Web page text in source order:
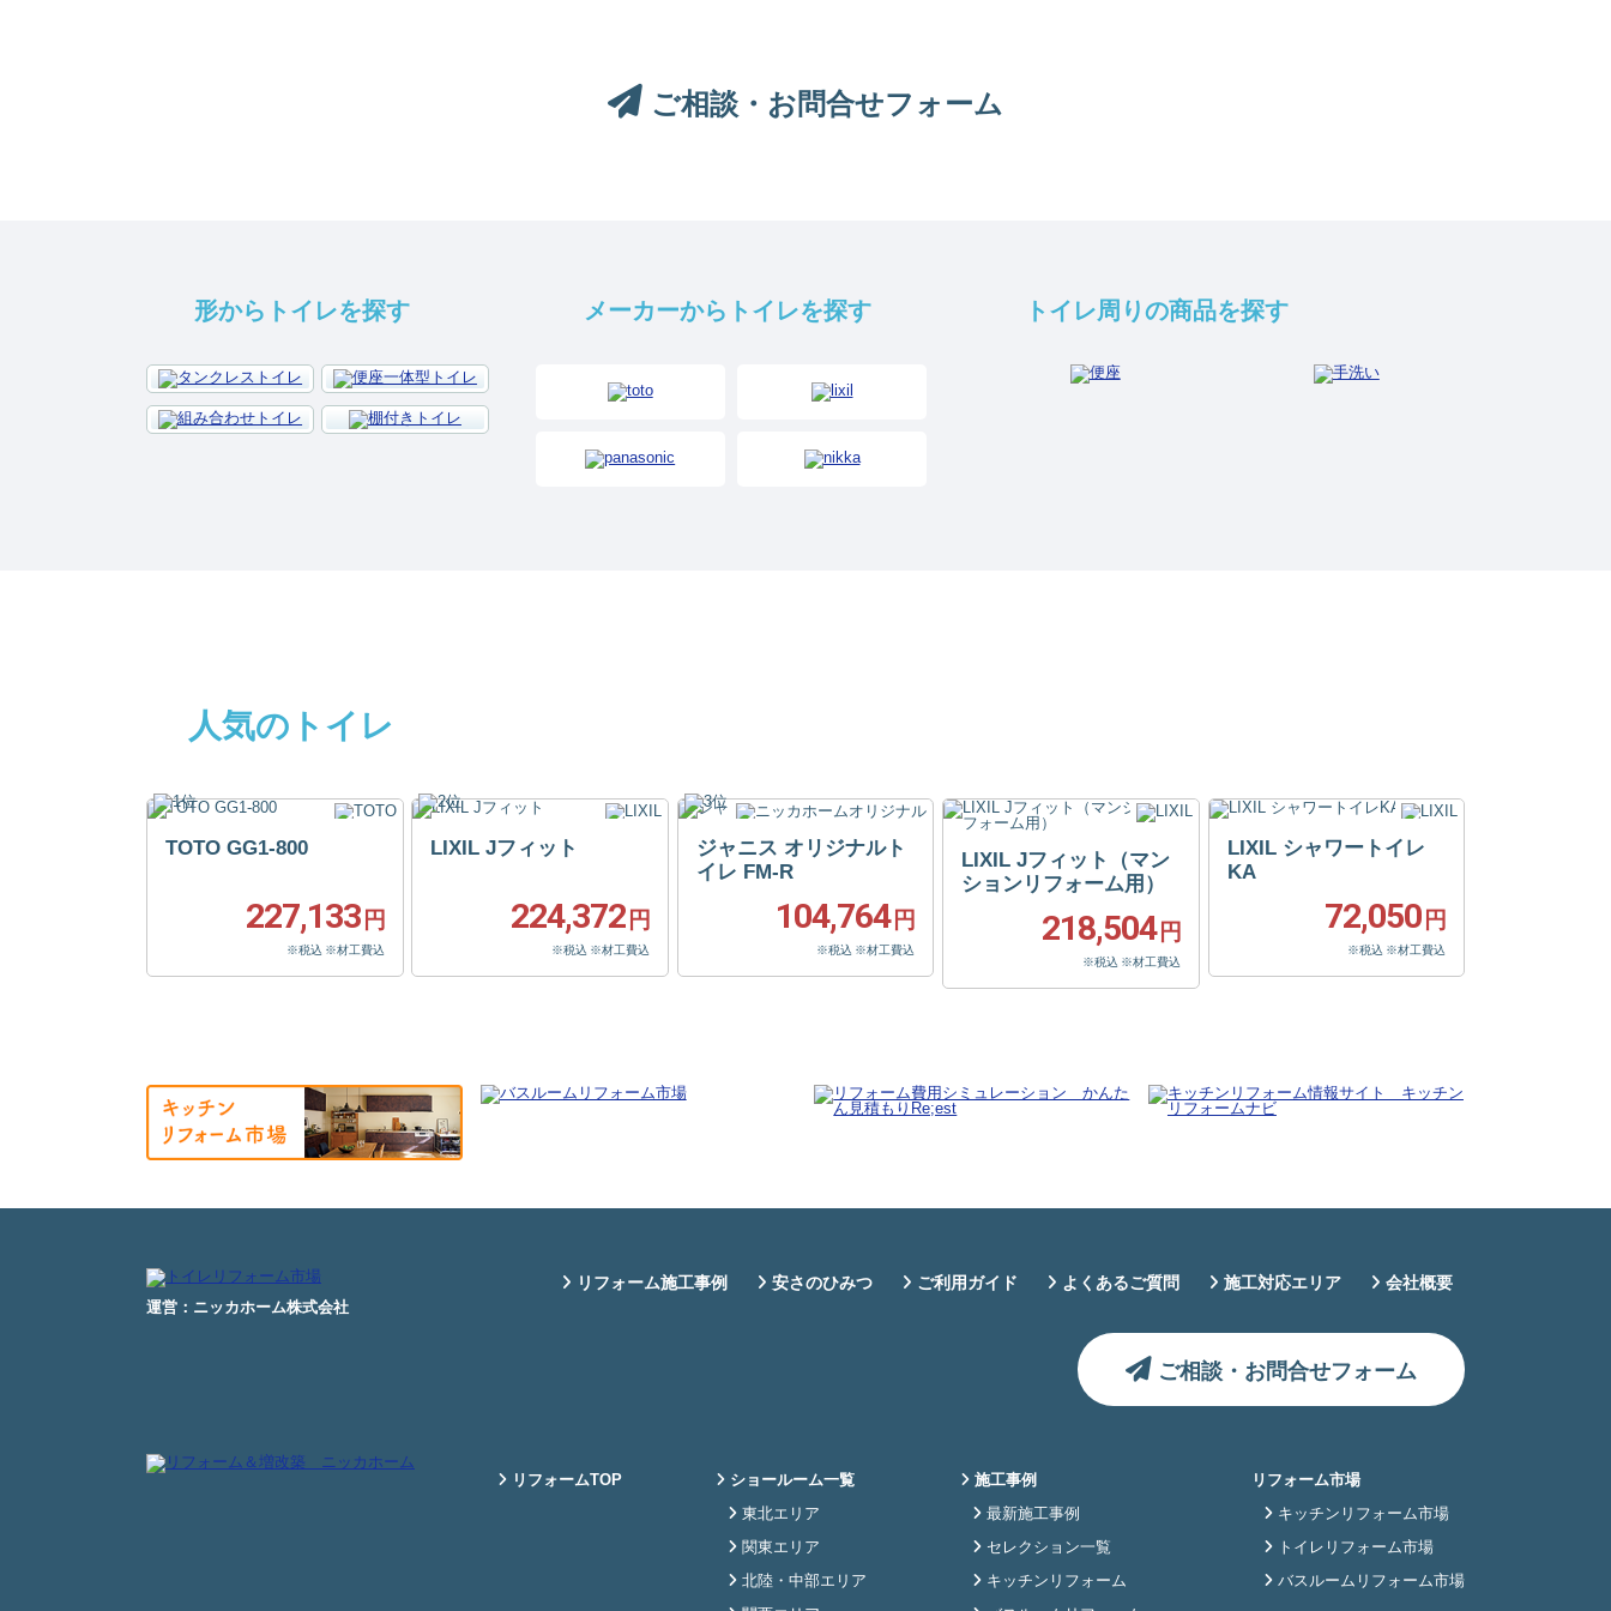
ご相談・お問合せフォーム
形からトイレを探す メーカーからトイレを探す トイレ周りの商品を探す
人気のトイレ
TOTO GG1-800
227,133 円
※税込 ※材工費込
LIXIL Jフィット
224,372 円
※税込 ※材工費込
ジャニス オリジナルト
イレ FM-R
104,764 円
※税込 ※材工費込
LIXIL Jフィット（マン
ションリフォーム用）
218,504 円
※税込 ※材工費込
LIXIL シャワートイレ
KA
72,050 円
※税込 ※材工費込
運営：ニッカホーム株式会社
リフォーム施工事例 安さのひみつ ご利用ガイド よくあるご質問 施工対応エリア 会社概要
ご相談・お問合せフォーム
リフォームTOP
ショールーム一覧
東北エリア
関東エリア
北陸・中部エリア
施工事例
最新施工事例
セレクション一覧
キッチンリフォーム
リフォーム市場
キッチンリフォーム市場
トイレリフォーム市場
バスルームリフォーム市場